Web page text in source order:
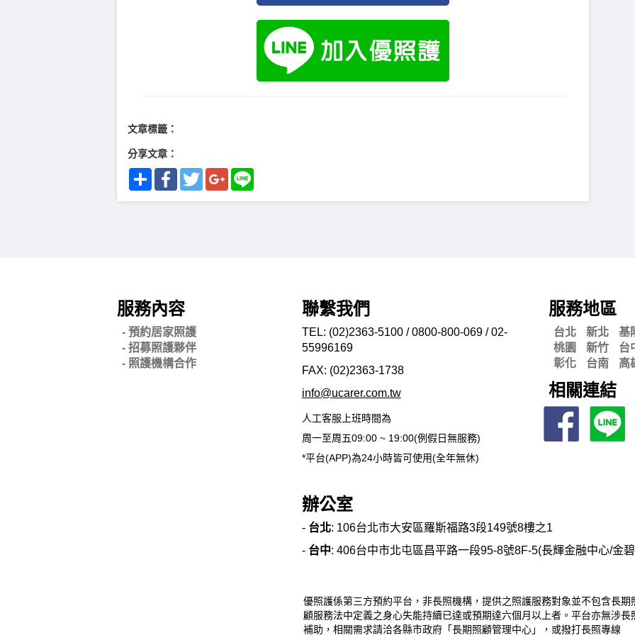
文章標籤：
分享文章：
ShareFacebookTwitterGoogle+Line
服務內容
- 預約居家照護
- 招募照護夥伴
- 照護機構合作
聯繫我們
TEL: (02)2363-5100 / 0800-800-069 / 02-
55996169
FAX: (02)2363-1738
info@ucarer.com.tw
人工客服上班時間為
周一至周五09:00 ~ 19:00(例假日無服務)
*平台(APP)為24小時皆可使用(全年無休)
服務地區
台北 新北
基
桃園
新竹
台
彰化
台南 高
相關連結
辦公室
- 台北: 106台北市大安區羅斯福路3段149號8樓之1
- 台中: 406台中市北屯區昌平路一段95-8號8F-5(長輝金融中心/金
優照護係第三方預約平台，非長照機構，提供之照護服務對象並不包含長期
顧服務法中定義之身心失能持續已達或預期達六個月以上者。平台亦無涉長
補助，相關需求請洽各縣市政府「長期照顧管理中心」，或撥打長照專線